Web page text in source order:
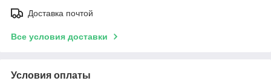
Доставка почтой
Все условия доставки
Условия оплаты